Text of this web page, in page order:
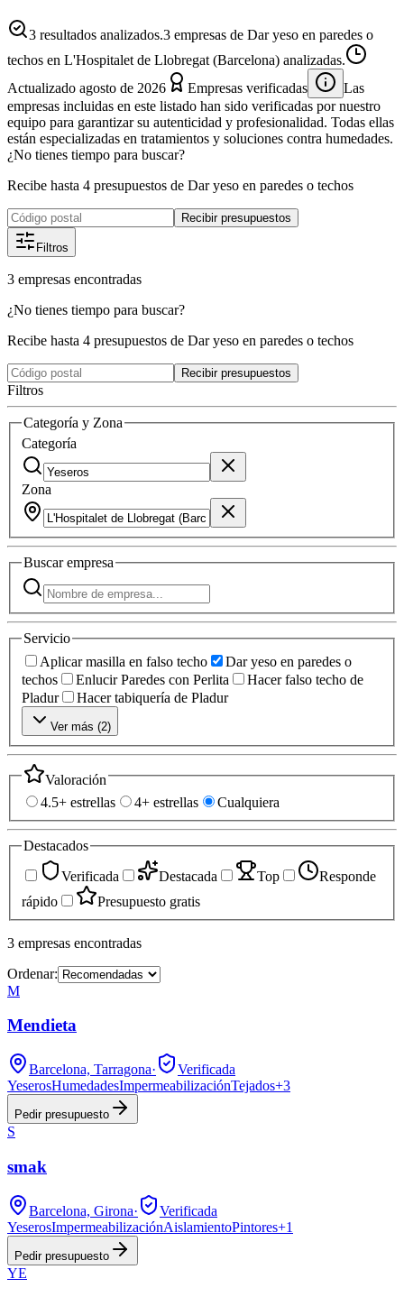
3 resultados analizados.3 empresas de Dar yeso en paredes o
techos en L'Hospitalet de Llobregat (Barcelona) analizadas.
Actualizado agosto de 2026 Empresas verificadas
Las
empresas incluidas en este listado han sido verificadas por nuestro
equipo para garantizar su autenticidad y profesionalidad. Todas ellas
están especializadas en tratamientos y soluciones contra humedades.
¿No tienes tiempo para buscar?
Recibe hasta 4 presupuestos de Dar yeso en paredes o techos
Recibir presupuestos
Filtros
3 empresas encontradas
¿No tienes tiempo para buscar?
Recibe hasta 4 presupuestos de Dar yeso en paredes o techos
Recibir presupuestos
Filtros
Categoría y Zona
Categoría
Zona
Buscarempresa
Servicio
Aplicar masilla en falso techo
Dar yeso en paredes o
techos
Enlucir Paredes con Perlita
Hacer falso techo de
Pladur
Hacer tabiquería de Pladur
Ver más (2)
Valoración
4.5+ estrellas
4+ estrellas Cualquiera
Destacados
Verificada
Destacada Top
Responde
rápido
Presupuesto gratis
3 empresas encontradas
Ordenar:
M
Mendieta
Barcelona, Tarragona·
Verificada
YeserosHumedadesImpermeabilizaciónTejados+3
Pedir presupuesto
S
smak
Barcelona, Girona·
Verificada
YeserosImpermeabilizaciónAislamientoPintores+1
Pedir presupuesto
YE